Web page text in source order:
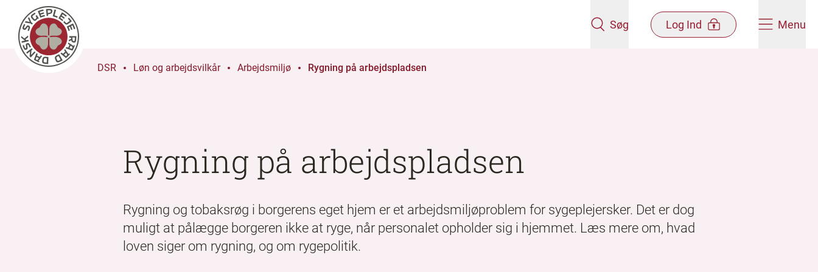
Søg Log Ind Menu
DSR Løn og arbejdsvilkår Arbejdsmiljø Rygning på arbejdspladsen
Rygning på arbejdspladsen
Rygning og tobaksrøg i borgerens eget hjem er et arbejdsmiljøproblem for sygeplejersker. Det er dog
muligt at pålægge borgeren ikke at ryge, når personalet opholder sig i hjemmet. Læs mere om, hvad
loven siger om rygning, og om rygepolitik.